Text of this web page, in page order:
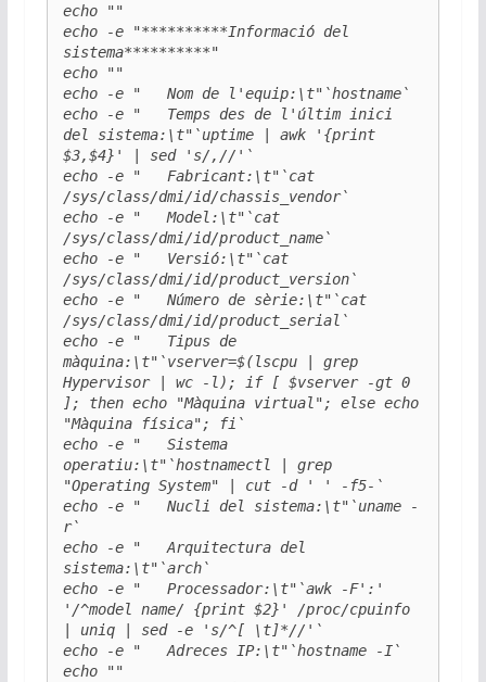
echo ""
echo -e "**********Informació del
sistema**********"
echo ""
echo -e "   Nom de l'equip:\t"`hostname`
echo -e "   Temps des de l'últim inici
del sistema:\t"`uptime | awk '{print
$3,$4}' | sed 's/,//'`
echo -e "   Fabricant:\t"`cat
/sys/class/dmi/id/chassis_vendor`
echo -e "   Model:\t"`cat
/sys/class/dmi/id/product_name`
echo -e "   Versió:\t"`cat
/sys/class/dmi/id/product_version`
echo -e "   Número de sèrie:\t"`cat
/sys/class/dmi/id/product_serial`
echo -e "   Tipus de
màquina:\t"`vserver=$(lscpu | grep
Hypervisor | wc -l); if [ $vserver -gt 0
]; then echo "Màquina virtual"; else echo
"Màquina física"; fi`
echo -e "   Sistema
operatiu:\t"`hostnamectl | grep
"Operating System" | cut -d ' ' -f5-`
echo -e "   Nucli del sistema:\t"`uname -
r`
echo -e "   Arquitectura del
sistema:\t"`arch`
echo -e "   Processador:\t"`awk -F':'
'/^model name/ {print $2}' /proc/cpuinfo
| uniq | sed -e 's/^[ \t]*//'`
echo -e "   Adreces IP:\t"`hostname -I`
echo ""